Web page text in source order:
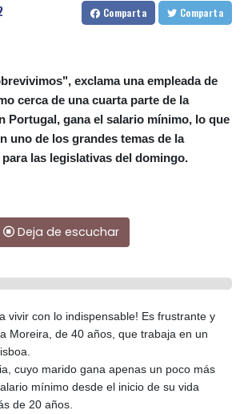
Comparta Comparta
exclama una empleada de
cerca de una cuarta parte de la
Portugal, gana el salario mínimo, lo que
uno de los grandes temas de la
las legislativas del domingo.
Deja de escuchar
vivir con lo indispensable! Es frustrante y
Moreira, de 40 años, que trabaja en un
cuyo marido gana apenas un poco más
mínimo desde el inicio de su vida
de 20 años.